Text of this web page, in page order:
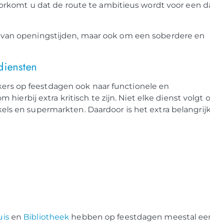
u dat de route te ambitieus wordt voor een
openingstijden, maar ook om een soberdere en
op feestdagen ook naar functionele en
hierbij extra kritisch te zijn. Niet elke dienst volgt
en supermarkten. Daardoor is het extra
en Bibliotheek hebben op feestdagen meestal